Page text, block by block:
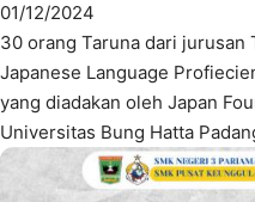
01/12/2024
30 orang Taruna dari jurusan
Japanese Language
yang diadakan oleh Japan
Universitas Bung Hatta